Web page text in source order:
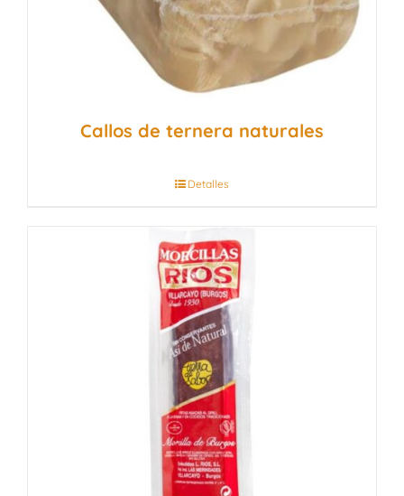
Callos de ternera naturales
Detalles